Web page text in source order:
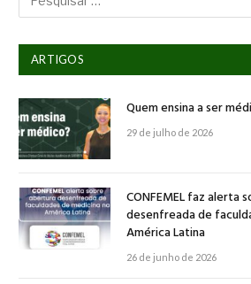
ARTIGOS
Quem ensina a ser
29 de julho de 2026
CONFEMEL faz alerta
desenfreada de
América Latina
26 de junho de 2026